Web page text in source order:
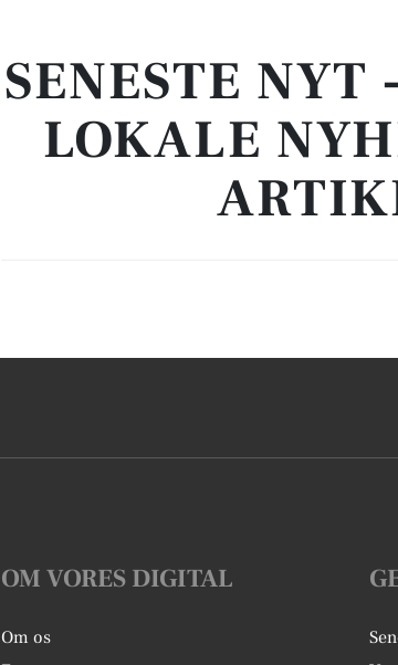
SENESTE
LOKALE
OM VORES DIGITAL
Om os